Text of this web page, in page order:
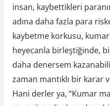
insan, kaybettikleri
adına daha fazla para
kaybetme korkusu,
heyecanla birleştiğinde,
daha denersem
zaman mantıklı bir karar
Hani derler ya, “Kumar